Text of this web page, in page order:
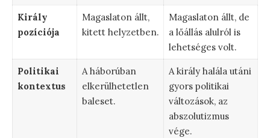
Király
pozíciója
Magaslaton állt,
kitett helyzetben.
Magaslaton állt, de
a lőállás alulról is
lehetséges volt.
Politikai
kontextus
A háborúban
elkerülhetetlen
baleset.
A király halála utáni
gyors politikai
változások, az
abszolutizmus
vége.